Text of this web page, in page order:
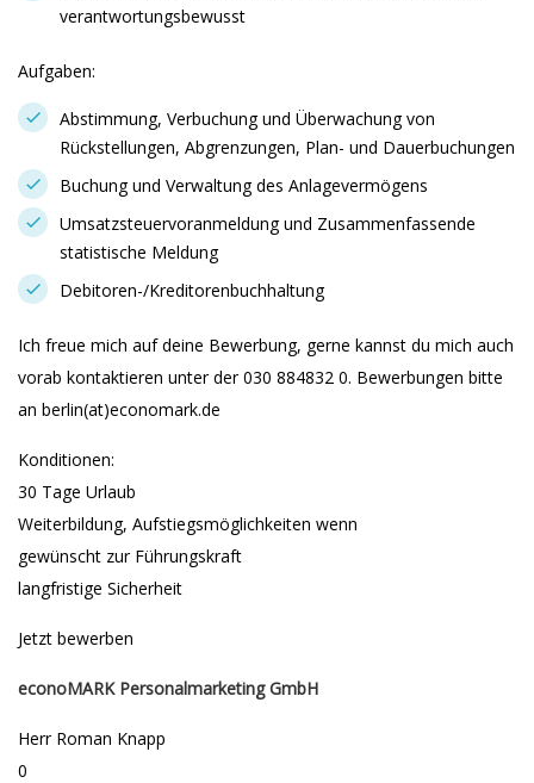
verantwortungsbewusst
Aufgaben:
Abstimmung, Verbuchung und Überwachung von
Rückstellungen, Abgrenzungen, Plan- und Dauerbuchungen
Buchung und Verwaltung des Anlagevermögens
Umsatzsteuervoranmeldung und Zusammenfassende
statistische Meldung
Debitoren-/Kreditorenbuchhaltung
Ich freue mich auf deine Bewerbung, gerne kannst du mich auch
vorab kontaktieren unter der 030 884832 0. Bewerbungen bitte
an berlin(at)economark.de
Konditionen:
30 Tage Urlaub
Weiterbildung, Aufstiegsmöglichkeiten wenn
gewünscht zur Führungskraft
langfristige Sicherheit
Jetzt bewerben
econoMARK Personalmarketing GmbH
Herr Roman Knapp
0